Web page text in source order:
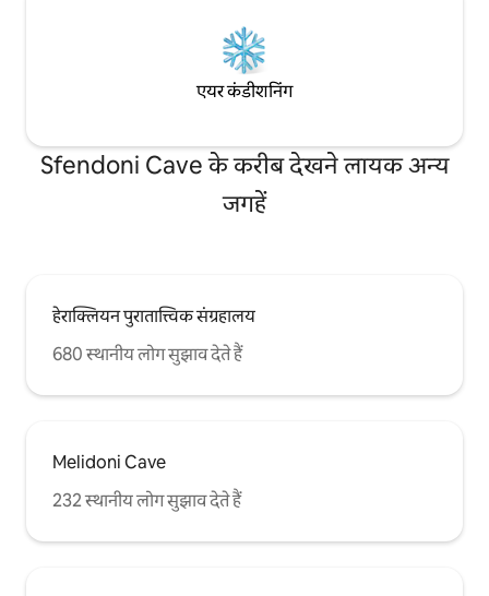
एयर कंडीशनिंग
Sfendoni Cave के करीब देखने लायक अन्य
जगहें
हेराक्लियन पुरातात्त्विक संग्रहालय
680 स्थानीय लोग सुझाव देते हैं
Melidoni Cave
232 स्थानीय लोग सुझाव देते हैं